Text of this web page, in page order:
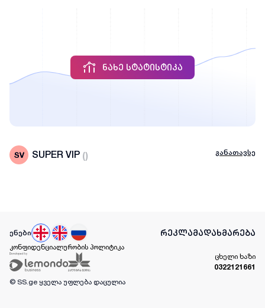
ᲜᲐᲮᲔ ᲡᲢᲐᲢᲘᲡᲢᲘᲙᲐ
SUPER VIP () განათავსე
ენები რეკლამადახმარება
კონფიდენციალურობის პოლიტიკა
ცხელი ხაზი
0322121661
© SS.ge ყველა უფლება დაცულია